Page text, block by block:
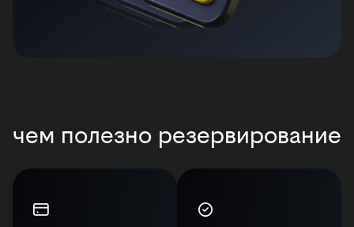
чем полезно резервирование